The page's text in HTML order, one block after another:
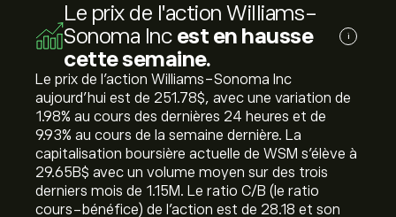
Le prix de l'action Williams-
Sonoma Inc est en hausse
cette semaine.
i
Le prix de l'action Williams-Sonoma Inc
aujourd'hui est de 251.78‎$‎, avec une variation de
‎1.98‎% au cours des dernières 24 heures et de
‎9.93‎% au cours de la semaine dernière. La
capitalisation boursière actuelle de WSM s'élève à
29.65B‎$‎ avec un volume moyen sur des trois
derniers mois de 1.15M. Le ratio C/B (le ratio
cours-bénéfice) de l'action est de 28.18 et son